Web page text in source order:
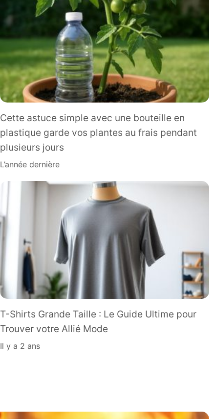
Cette astuce simple avec une bouteille en
plastique garde vos plantes au frais pendant
plusieurs jours
l’année dernière
T-Shirts Grande Taille : Le Guide Ultime pour
Trouver votre Allié Mode
il y a 2 ans